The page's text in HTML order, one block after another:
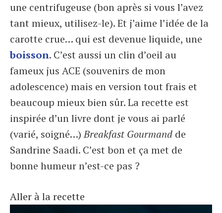
une centrifugeuse (bon après si vous l’avez
tant mieux, utilisez-le). Et j’aime l’idée de la
carotte crue… qui est devenue liquide, une
boisson. C’est aussi un clin d’oeil au
fameux jus ACE (souvenirs de mon
adolescence) mais en version tout frais et
beaucoup mieux bien sûr. La recette est
inspirée d’un livre dont je vous ai parlé
(varié, soigné…)Breakfast Gourmand de
Sandrine Saadi. C’est bon et ça met de
bonne humeur n’est-ce pas ?
Aller à la recette